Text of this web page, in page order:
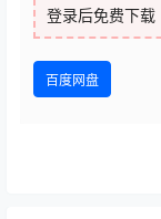
登录后免费下载
百度网盘